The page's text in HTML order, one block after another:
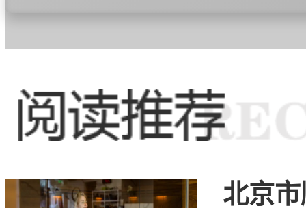
验，吸引着越来越多的顾
在这个独特的地方
北京